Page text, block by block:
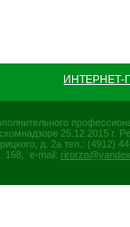
25.12.2015
д. 2а тел.: (4912)
168, e-mail: